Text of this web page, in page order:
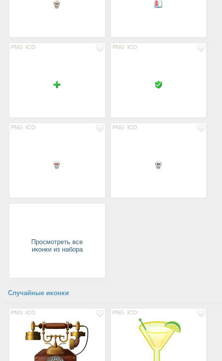
PNG ICO PNG ICO
PNG ICO PNG ICO
Просмотреть все
иконки из набора
Случайные иконки
PNG ICO PNG ICO